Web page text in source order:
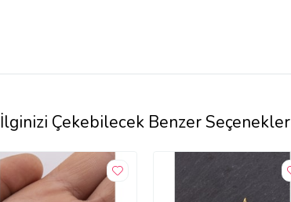
İlginizi Çekebilecek Benzer Seçenekler